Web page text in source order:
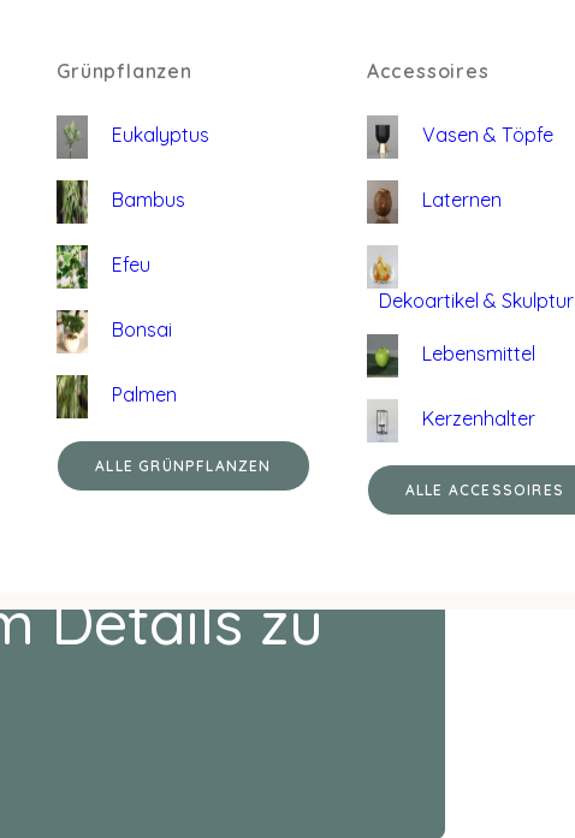
Grünpflanzen
Eukalyptus
Bambus
Efeu
Bonsai
Palmen
ALLE GRÜNPFLANZEN
Accessoires
Vasen & Töpfe
Laternen
Dekoartikel &
Lebensmittel
Kerzenhalter
ALLE ACCESSOIRES
Details zu